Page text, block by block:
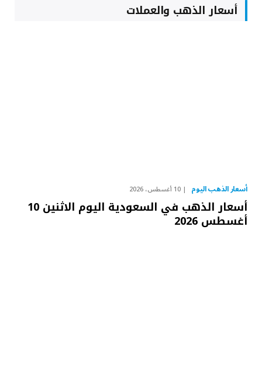
أسعار الذهب والعملات
أسعار الذهب اليوم 10 أغسطس، 2026
أسعار الذهب في السعودية اليوم الاثنين 10
أغسطس 2026